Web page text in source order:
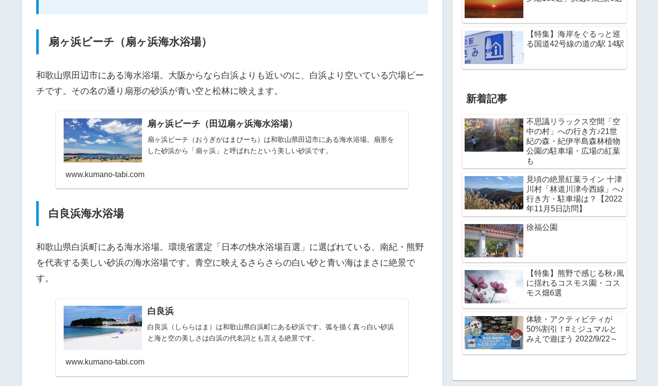
扇ヶ浜ビーチ（扇ヶ浜海水浴場）
和歌山県田辺市にある海水浴場。大阪からなら白浜よりも近いのに、白浜より空いている穴場ビー
チです。その名の通り扇形の砂浜が青い空と松林に映えます。
扇ヶ浜ビーチ（田辺扇ヶ浜海水浴場）
扇ヶ浜ビーチ（おうぎがはまびーち）は和歌山県田辺市にある海水浴場。扇形を
した砂浜から「扇ヶ浜」と呼ばれたという美しい砂浜です。
www.kumano-tabi.com
白良浜海水浴場
和歌山県白浜町にある海水浴場。環境省選定「日本の快水浴場百選」に選ばれている、南紀・熊野
を代表する美しい砂浜の海水浴場です。青空に映えるさらさらの白い砂と青い海はまさに絶景で
す。
白良浜
白良浜（しららはま）は和歌山県白浜町にある砂浜です。弧を描く真っ白い砂浜
と海と空の美しさは白浜の代名詞とも言える絶景です。
www.kumano-tabi.com
【特集】海岸をぐるっと巡
る国道42号線の道の駅 14駅
新着記事
不思議リラックス空間「空
中の村」への行き方♪21世
紀の森・紀伊半島森林植物
公園の駐車場・広場の紅葉
も
見頃の絶景紅葉ライン 十津
川村「林道川津今西線」へ♪
行き方・駐車場は？【2022
年11月5日訪問】
徐福公園
【特集】熊野で感じる秋♪風
に揺れるコスモス園・コス
モス畑6選
体験・アクティビティが
50%割引！#ミジュマルと
みえで遊ぼう 2022/9/22～